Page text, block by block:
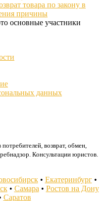
товара по закону в
причины
основные участники
данных
возврат, обмен,
Консультации юристов.
• Екатеринбург•
• Самара • Ростов на Дону
Саратов